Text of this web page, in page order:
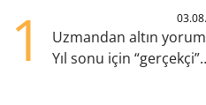
1
Uzmandan altın
Yıl sonu için “gerçekçi”